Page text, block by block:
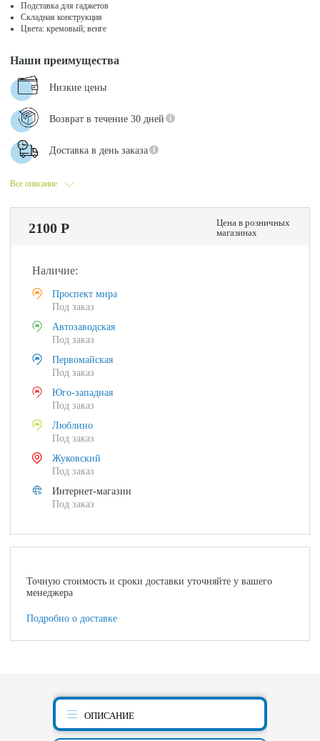
Подставка для гаджетов
Складная конструкция
Цвета: кремовый; венге
Все описание
Наши преимущества
Низкие цены
Возврат в течение 30 дней
Доставка в день заказа
2100 Р
Цена в розничных
магазинах
Наличие:
Проспект мира
Под заказ
Автозаводская
Под заказ
Первомайская
Под заказ
Юго-западная
Под заказ
Люблино
Под заказ
Жуковский
Под заказ
Интернет-магазин
Под заказ
Точную стоимость и сроки доставки уточняйте у вашего
менеджера
Подробно о доставке
ОПИСАНИЕ